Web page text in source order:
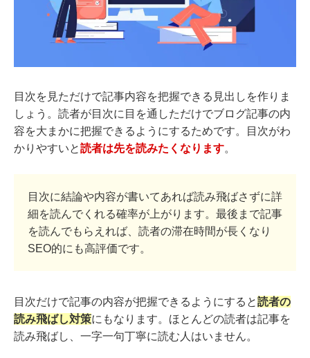
目次を見ただけで記事内容を把握できる見出しを作りま
しょう。読者が目次に目を通しただけでブログ記事の内
容を大まかに把握できるようにするためです。目次がわ
かりやすいと読者は先を読みたくなります。
目次に結論や内容が書いてあれば読み飛ばさずに詳
細を読んでくれる確率が上がります。最後まで記事
を読んでもらえれば、読者の滞在時間が長くなり
SEO的にも高評価です。
目次だけで記事の内容が把握できるようにすると読者の
読み飛ばし対策にもなります。ほとんどの読者は記事を
読み飛ばし、一字一句丁寧に読む人はいません。